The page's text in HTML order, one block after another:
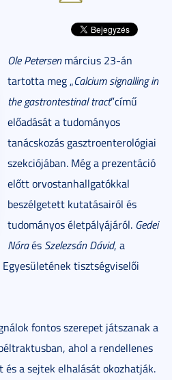
Ole Petersenmárcius 23-án
tartotta meg „Calcium signalling in
the gastrontestinal tract”című
előadását a tudományos
tanácskozás gasztroenterológiai
szekciójában. Még a prezentáció
előtt orvostanhallgatókkal
beszélgetett kutatásairól és
tudományos életpályájáról. Gedei
Nóraés Szelezsán Dávid, a
tisztségviselői
fontos szerepet játszanak a
ahol a rendellenes
és a sejtek elhalását okozhatják.